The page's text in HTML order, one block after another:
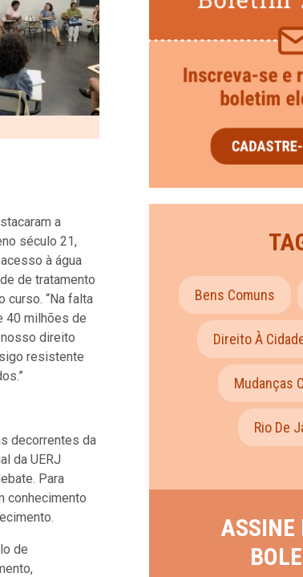
a
século 21,
à água
de tratamento
curso. “Na falta
40 milhões de
direito
resistente
decorrentes da
da UERJ
Para
conhecimento
de
Bens Comuns
Direito À
Mudanças
Rio De
ASSINE